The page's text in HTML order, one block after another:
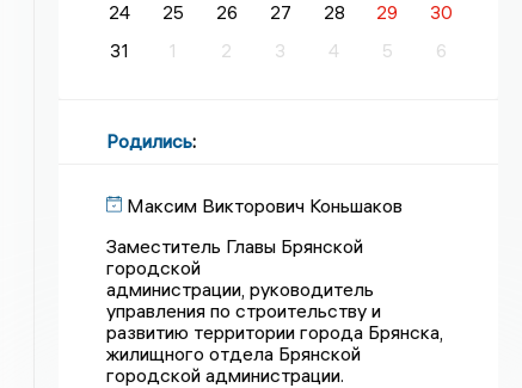
24
25 26 27 28 29
30
31
1 2 3 4 5 6
Родились:
Максим Викторович Коньшаков
Заместитель Главы Брянской
городской
администрации, руководитель
управления по строительству и
развитию территории города Брянска,
жилищного отдела Брянской
городской администрации.